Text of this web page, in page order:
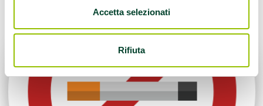
Accetta selezionati
Rifiuta